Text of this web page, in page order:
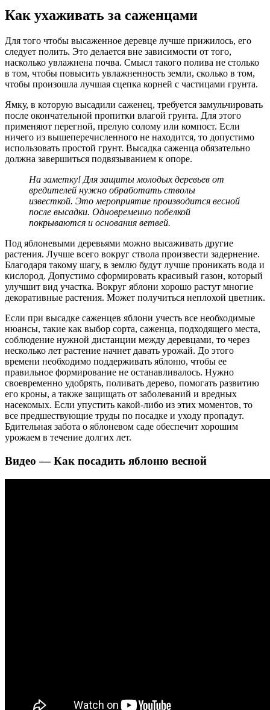
Как ухаживать за саженцами
Для того чтобы высаженное деревце лучше прижилось, его
следует полить. Это делается вне зависимости от того,
насколько увлажнена почва. Смысл такого полива не столько
в том, чтобы повысить увлажненность земли, сколько в том,
чтобы произошла лучшая сцепка корней с частицами грунта.
Ямку, в которую высадили саженец, требуется замульчировать
после окончательной пропитки влагой грунта. Для этого
применяют перегной, прелую солому или компост. Если
ничего из вышеперечисленного не находится, то допустимо
использовать простой грунт. Высадка саженца обязательно
должна завершиться подвязыванием к опоре.
На заметку! Для защиты молодых деревьев от
вредителей нужно обработать стволы
известкой. Это мероприятие производится весной
после высадки. Одновременно побелкой
покрываются и основания ветвей.
Под яблоневыми деревьями можно высаживать другие
растения. Лучше всего вокруг ствола произвести задернение.
Благодаря такому шагу, в землю будут лучше проникать вода и
кислород. Допустимо сформировать красивый газон, который
улучшит вид участка. Вокруг яблони хорошо растут многие
декоративные растения. Может получиться неплохой цветник.
Если при высадке саженцев яблони учесть все необходимые
нюансы, такие как выбор сорта, саженца, подходящего места,
соблюдение нужной дистанции между деревцами, то через
несколько лет растение начнет давать урожай. До этого
времени необходимо поддерживать яблоню, чтобы ее
правильное формирование не останавливалось. Нужно
своевременно удобрять, поливать дерево, помогать развитию
его кроны, а также защищать от заболеваний и вредных
насекомых. Если упустить какой-либо из этих моментов, то
все предшествующие труды по посадке и уходу пропадут.
Бдительная забота о яблоневом саде обеспечит хорошим
урожаем в течение долгих лет.
Видео — Как посадить яблоню весной